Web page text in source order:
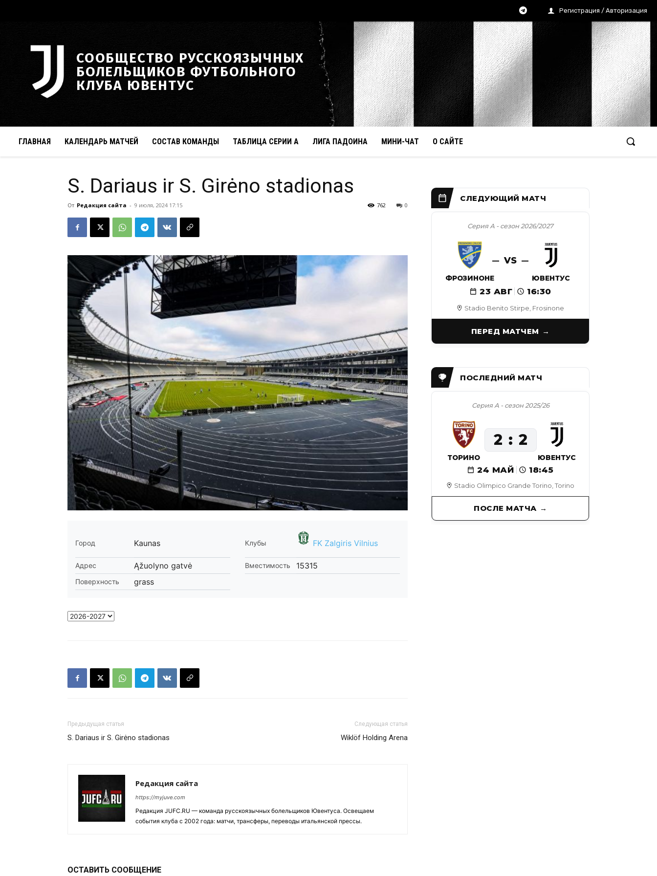
Регистрация / Авторизация
СООБЩЕСТВО РУССКОЯЗЫЧНЫХ
БОЛЕЛЬЩИКОВ ФУТБОЛЬНОГО
КЛУБА ЮВЕНТУС
ГЛАВНАЯ КАЛЕНДАРЬ МАТЧЕЙ СОСТАВ КОМАНДЫ ТАБЛИЦА СЕРИИ А ЛИГА ПАДОИНА МИНИ-ЧАТ О САЙТЕ
S. Dariaus ir S. Girėno stadionas
От Редакция сайта - 9 июля, 2024 17:15 0
762
Город Kaunas Клубы FK Zalgiris Vilnius
Адрес Ąžuolyno gatvė Вместимость 15315
Поверхность grass
Предыдущая статья
S. Dariaus ir S. Girėno stadionas
Следующая статья
Wiklöf Holding Arena
Редакция сайта
https://myjuve.com
Редакция JUFC.RU — команда русскоязычных болельщиков Ювентуса. Освещаем
события клуба с 2002 года: матчи, трансферы, переводы итальянской прессы.
ОСТАВИТЬ СООБЩЕНИЕ
Stadio Benito Stirpe, Frosinone
Серия А - сезон 2026/2027
ФРОЗИНОНЕ
VS
ЮВЕНТУС
23 АВГ 16:30
ПЕРЕД МАТЧЕМ
Stadio Olimpico Grande Torino, Torino
Серия А - сезон 2025/26
24 МАЙ 18:45
ТОРИНО
2 2
ЮВЕНТУС
ПОСЛЕ МАТЧА